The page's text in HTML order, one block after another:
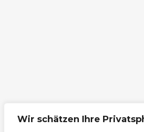
Wir schätzen Ihre